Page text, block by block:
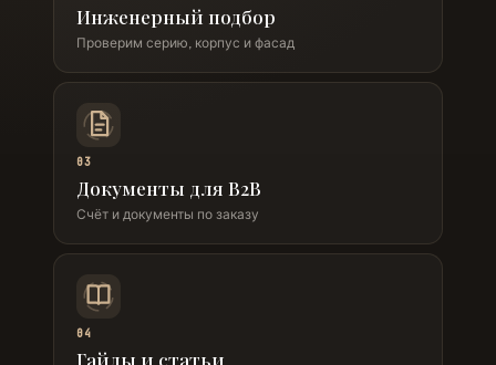
Инженерный подбор
Проверим серию, корпус и фасад
03
Документы для B2B
Счёт и документы по заказу
04
Гайды и статьи